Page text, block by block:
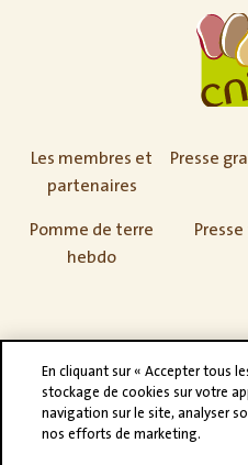
Les membres et
partenaires
Presse
Pomme de terre
hebdo
En cliquant sur « Accepter tous
stockage de cookies sur votre
navigation sur le site, analyser
nos efforts de marketing.